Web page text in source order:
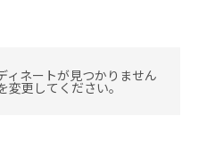
ィネートが見つかりません
変更してください。